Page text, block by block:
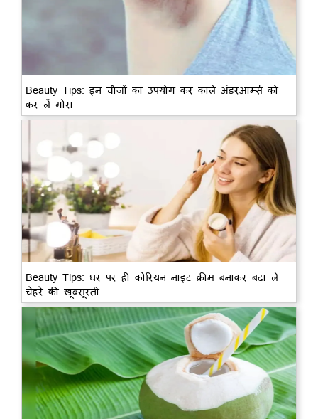
Beauty Tips: इन चीजों का उपयोग कर काले अंडरआर्म्स को
कर लें गोरा
Beauty Tips: घर पर ही कोरियन नाइट क्रीम बनाकर बढ़ा लें
चेहरे की खूबसूरती